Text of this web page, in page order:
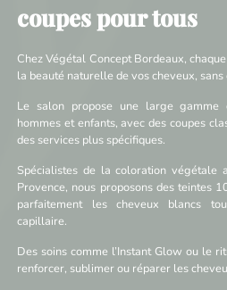
coupes pour tous
Chez Végétal Concept Bordeaux,
la beauté naturelle de vos cheveux,
Le salon propose une large gamme
hommes et enfants, avec des coupes
des services plus spécifiques.
Spécialistes de la coloration végétale
Provence, nous proposons des teintes
parfaitement les cheveux blancs
capillaire.
Des soins comme l’Instant Glow ou le
renforcer, sublimer ou réparer les